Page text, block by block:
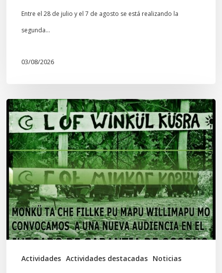
Entre el 28 de julio y el 7 de agosto se está realizando la
segunda…
03/08/2026
Actividades Actividades destacadas Noticias
Lof
Winkül
Küsra
convoca
a
apoyar
audiencia
en
Juzgado